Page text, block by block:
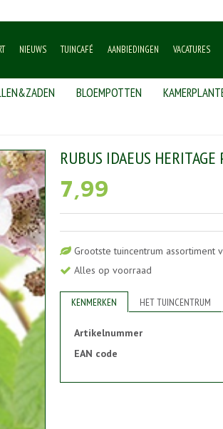
NIEUWS TUINCAFÉ AANBIEDINGEN VACATURES
BLOEMPOTTEN
RUBUS IDAEUS HERITAGE
7,99
Grootste tuincentrum assortiment
Alles op voorraad
KENMERKEN HET TUINCENTRUM
Artikelnummer
EAN code